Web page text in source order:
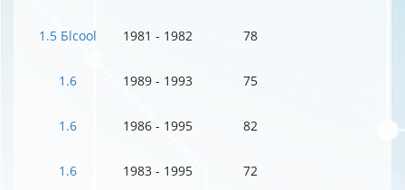
1.5 Бlcool 1981 - 1982 78
1.6 1989 - 1993 75
1.6 1986 - 1995 82
1.6 1983 - 1995 72